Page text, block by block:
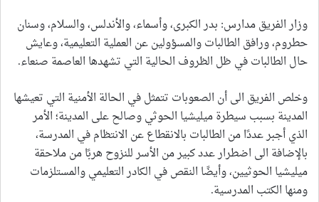
وزار الفريق مدارس: بدر الكبرى، وأسماء، والأندلس، والسلام، وسنان
حطروم، ورافق الطالبات والمسؤولين عن العملية التعليمية، وعايش
حال الطالبات في ظل الظروف الحالية التي تشهدها العاصمة صنعاء.
وخلص الفريق الى أن الصعوبات تتمثل في الحالة الأمنية التي تعيشها
المدينة بسبب سيطرة ميليشيا الحوثي وصالح على المدينة؛ الأمر
الذي أجبر عددًا من الطالبات بالانقطاع عن الانتظام في المدرسة،
بالإضافة الى اضطرار عدد كبير من الأسر للنزوح هربًا من ملاحقة
ميليشيا الحوثيين، وأيضًا النقص في الكادر التعليمي والمستلزمات
ومنها الكتب المدرسية.